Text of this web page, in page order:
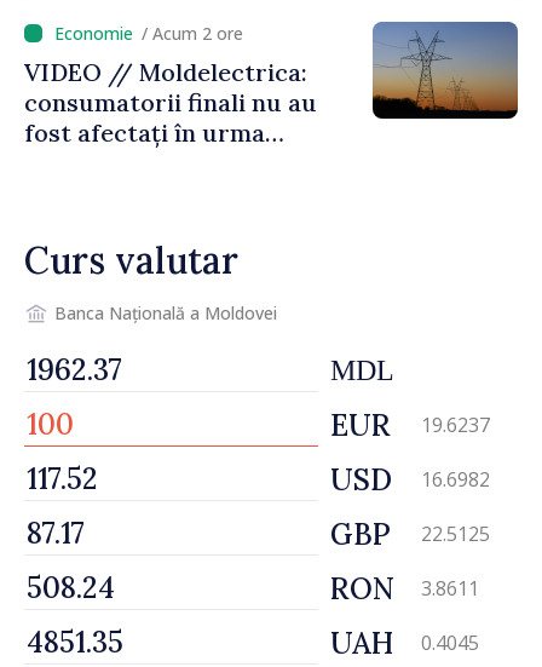
caniculă
/ Acum 2 ore
VIDEO // Moldelectrica:
consumatorii finali nu au
fost afectați în urma
regim prioritar
Curs valutar
Banca Națională a Moldovei
MDL
EUR 19.6237
USD 16.6982
GBP 22.5125
RON 3.8611
UAH 0.4045